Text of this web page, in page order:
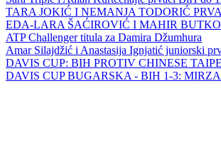
TARA JOKIĆ I NEMANJA TODORIĆ
EDA-LARA ŠAĆIROVIĆ I MAHIR
ATP Challenger titula za Damira Džumhura
Amar Silajdžić i Anastasija Ignjatić juniorski
DAVIS CUP: BIH PROTIV CHINESE
DAVIS CUP BUGARSKA - BIH 1-3: